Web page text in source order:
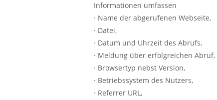
Informationen umfassen
· Name der abgerufenen Webseite,
· Datei,
· Datum und Uhrzeit des Abrufs,
· Meldung über erfolgreichen Abruf,
· Browsertyp nebst Version,
· Betriebssystem des Nutzers,
· Referrer URL,